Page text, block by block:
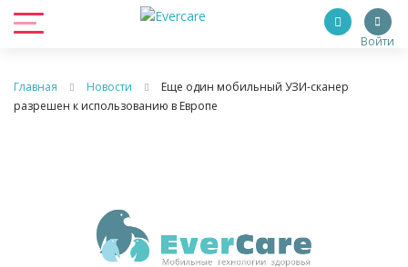
Войти
Главная Новости
Еще один мобильный УЗИ-сканер
разрешен к использованию в Европе